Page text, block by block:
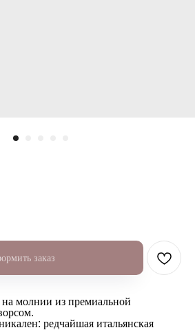
заказ
молнии из премиальной
редчайшая итальянская